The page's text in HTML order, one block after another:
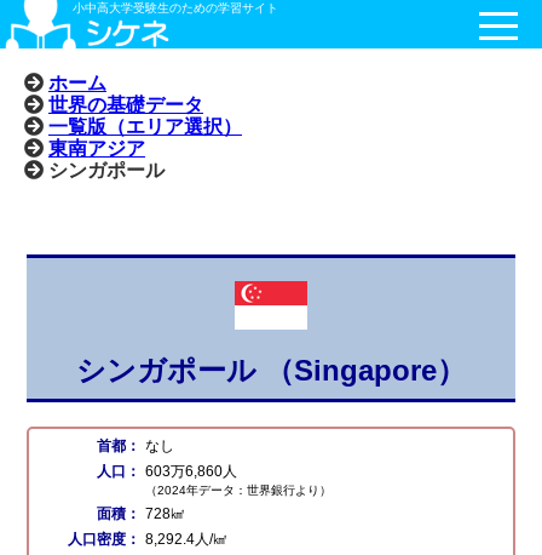
小中高大学受験生のための学習サイト
ホーム
世界の基礎データ
一覧版（エリア選択）
東南アジア
シンガポール
シンガポール （Singapore）
首都： なし
人口： 603万6,860人
（2024年データ：世界銀行より）
面積： 728㎢
人口密度： 8,292.4人/㎢